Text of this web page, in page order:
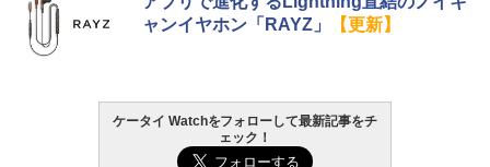
ャンイヤホン「RAYZ」
【更新】
ケータイ Watchをフォローして最新記事をチ
ェック！